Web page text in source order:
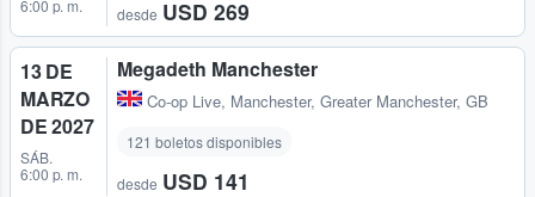
6:00 p. m.
desde USD 269
13 DE
MARZO
DE 2027
SÁB.
6:00 p. m.
Megadeth Manchester
Co-op Live, Manchester, Greater Manchester, GB
121 boletos disponibles
desde USD 141